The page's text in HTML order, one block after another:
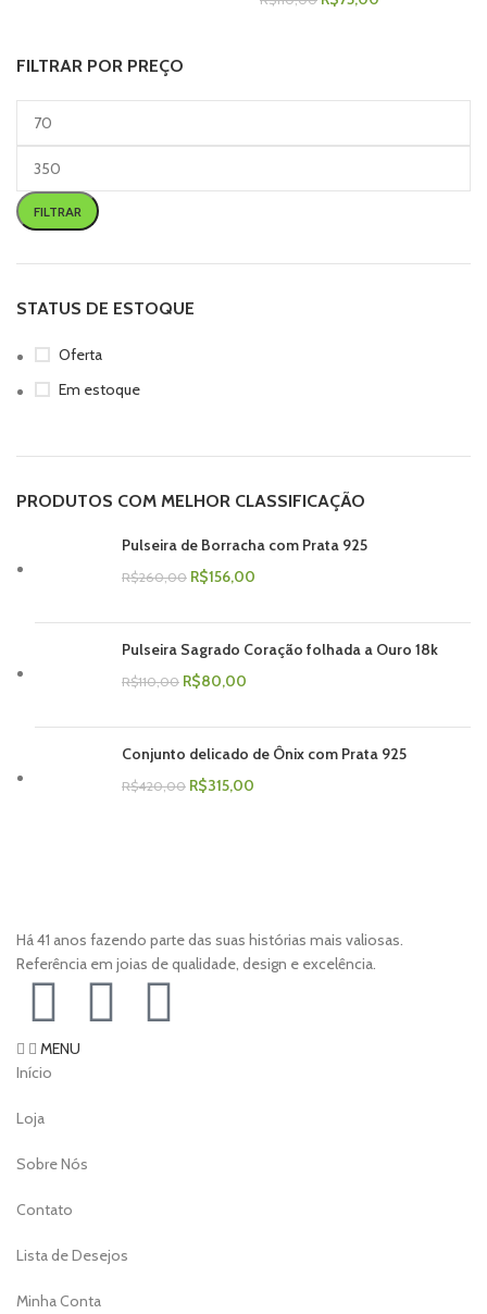
FILTRAR POR PREÇO
FILTRAR
STATUS DE ESTOQUE
Oferta
Em estoque
PRODUTOS COM MELHOR CLASSIFICAÇÃO
Pulseira de Borracha com Prata 925
R$260,00 R$156,00
Pulseira Sagrado Coração folhada a Ouro 18k
R$110,00 R$80,00
Conjunto delicado de Ônix com Prata 925
R$420,00 R$315,00
Há 41 anos fazendo parte das suas histórias mais valiosas.
Referência em joias de qualidade, design e excelência.
MENU
Início
Loja
Sobre Nós
Contato
Lista de Desejos
Minha Conta